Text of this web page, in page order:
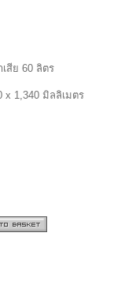
สีย 60 ลิตร
x 1,340 มิลลิเมตร